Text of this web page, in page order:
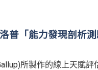
普「能力發現剖析測
所製作的線上天賦